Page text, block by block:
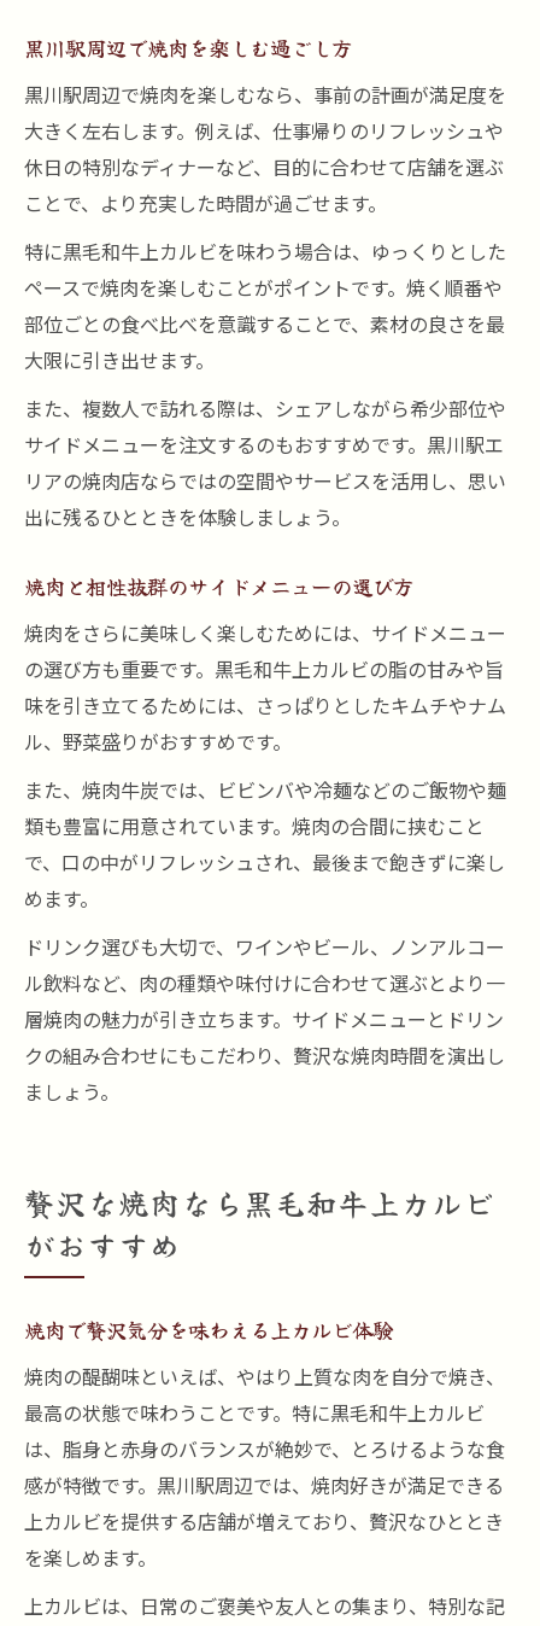
黒川駅周辺で焼肉を楽しむ過ごし方
黒川駅周辺で焼肉を楽しむなら、事前の計画が満足度を
大きく左右します。例えば、仕事帰りのリフレッシュや
休日の特別なディナーなど、目的に合わせて店舗を選ぶ
ことで、より充実した時間が過ごせます。
特に黒毛和牛上カルビを味わう場合は、ゆっくりとした
ペースで焼肉を楽しむことがポイントです。焼く順番や
部位ごとの食べ比べを意識することで、素材の良さを最
大限に引き出せます。
また、複数人で訪れる際は、シェアしながら希少部位や
サイドメニューを注文するのもおすすめです。黒川駅エ
リアの焼肉店ならではの空間やサービスを活用し、思い
出に残るひとときを体験しましょう。
焼肉と相性抜群のサイドメニューの選び方
焼肉をさらに美味しく楽しむためには、サイドメニュー
の選び方も重要です。黒毛和牛上カルビの脂の甘みや旨
味を引き立てるためには、さっぱりとしたキムチやナム
ル、野菜盛りがおすすめです。
また、焼肉牛炭では、ビビンバや冷麺などのご飯物や麺
類も豊富に用意されています。焼肉の合間に挟むこと
で、口の中がリフレッシュされ、最後まで飽きずに楽し
めます。
ドリンク選びも大切で、ワインやビール、ノンアルコー
ル飲料など、肉の種類や味付けに合わせて選ぶとより一
層焼肉の魅力が引き立ちます。サイドメニューとドリン
クの組み合わせにもこだわり、贅沢な焼肉時間を演出し
ましょう。
贅沢な焼肉なら黒毛和牛上カルビ
がおすすめ
焼肉で贅沢気分を味わえる上カルビ体験
焼肉の醍醐味といえば、やはり上質な肉を自分で焼き、
最高の状態で味わうことです。特に黒毛和牛上カルビ
は、脂身と赤身のバランスが絶妙で、とろけるような食
感が特徴です。黒川駅周辺では、焼肉好きが満足できる
上カルビを提供する店舗が増えており、贅沢なひととき
を楽しめます。
上カルビは、日常のご褒美や友人との集まり、特別な記